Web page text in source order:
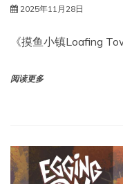
2025年11月28日
《摸鱼小镇Loafing
阅读更多